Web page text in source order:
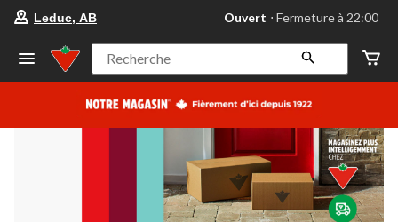
votre
préféré
Leduc,
AB,
courament
Fermeture
à
22:00
cliquer
pour
changer
Leduc, AB Ouvert ⋅ Fermeture à 22:00
Recherche